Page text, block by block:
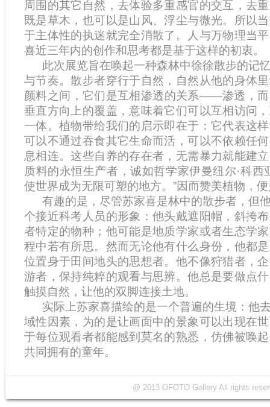
周围的其它自然，去体验多重感官的交互，去
既是草木，也可以是山风、浮尘与微光。所以
于主体性的执迷就完全消散了。人与万物理当
喜近三年内的创作和思考都是基于这样的初衷。
此次展览旨在唤起一种森林中徐徐散步的记
与节奏。散步者穿行于自然，自然从他的身体
颜料之间，它们是互相渗透的关系——渗透，
垂直方向上的覆盖，意味着它们可以互相访问
一体。植物带给我们的启示即在于：它代表这
可以不通过吞食其它生命而活，可以不依赖任
息相连。这些自养的存在者，无需暴力就能建
质料的永恒生产者，诚如哲学家伊曼纽尔·科西
使世界成为无限可塑的地方。”因而赞美植物，
有趣的是，尽管苏家喜是林中的散步者，但
个接近科考人员的形象：他头戴遮阳帽，斜挎
者特定的物种；他可能是地质学家或者生态学
程中若有所思。然而无论他有什么身份，他都
位置身于田间地头的思想者。他不像狩猎者，
游者，保持纯粹的观看与思辨。他总是要做点
触摸自然，让他的双脚连接土地。
实际上苏家喜描绘的是一个普遍的生境：他
域性因素，为的是让画面中的景象可以出现在
于每位观看者都能感到莫名的熟悉，仿佛被唤
共同拥有的童年。
@ 2013 OFOTO Gallery All rights